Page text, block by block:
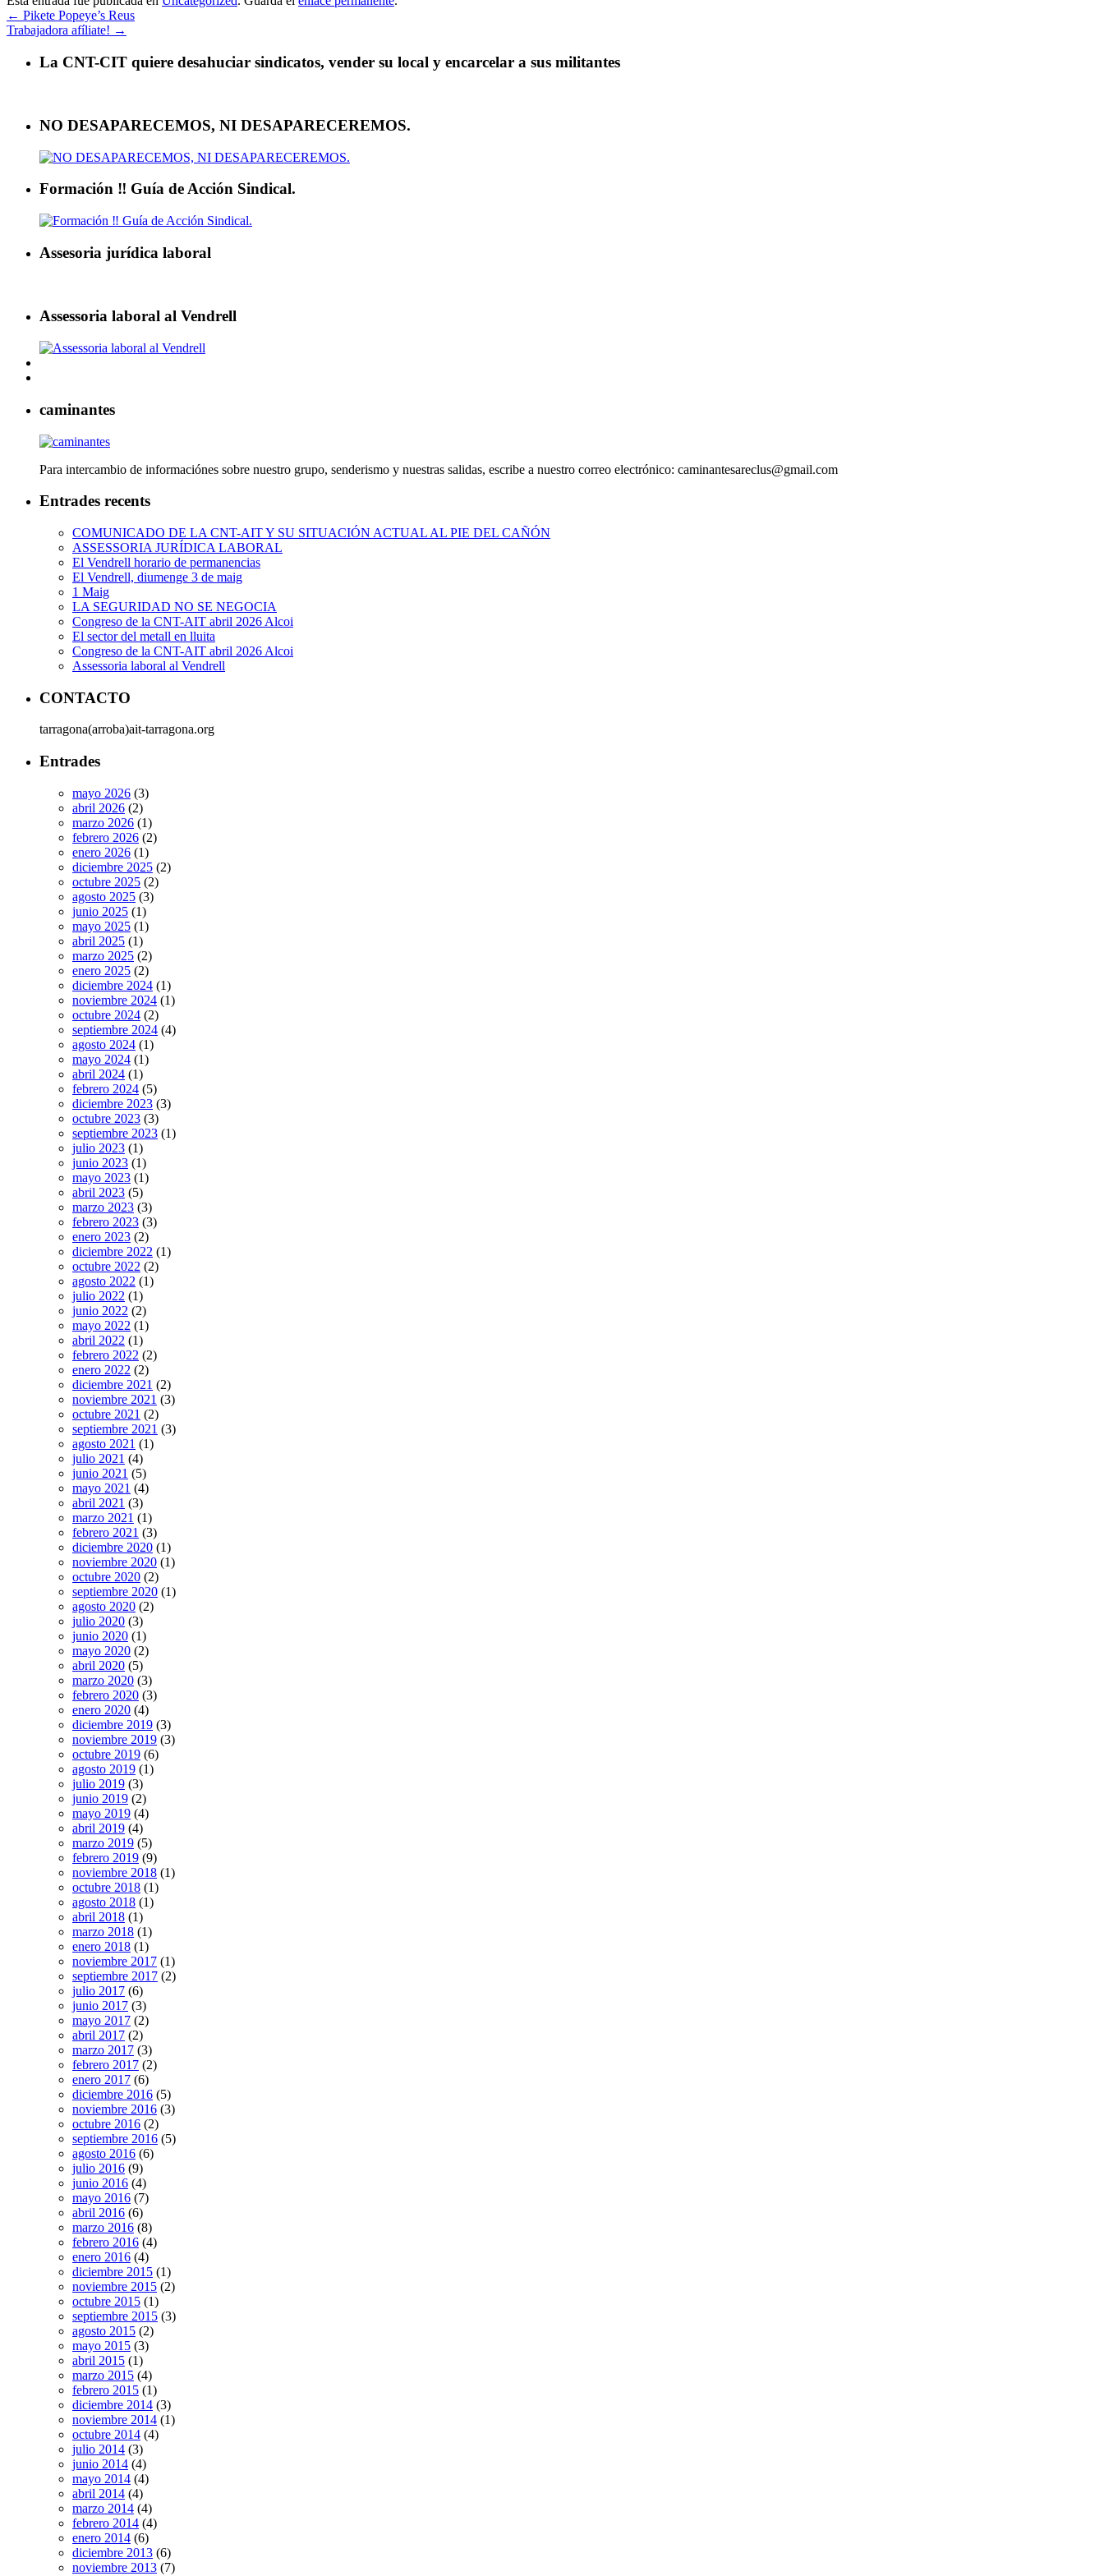
← Pikete Popeye’s Reus
Trabajadora afíliate! →
La CNT-CIT quiere desahuciar sindicatos, vender su local y encarcelar a sus militantes
NO DESAPARECEMOS, NI DESAPARECEREMOS.
Formación ‼ Guía de Acción Sindical.
Assesoria jurídica laboral
Assessoria laboral al Vendrell
caminantes
Para intercambio de informaciónes sobre nuestro grupo, senderismo y nuestras salidas, escribe a nuestro correo electrónico: caminantesareclus@gmail.com
Entrades recents
COMUNICADO DE LA CNT-AIT Y SU SITUACIÓN ACTUAL AL PIE DEL CAÑÓN
ASSESSORIA JURÍDICA LABORAL
El Vendrell horario de permanencias
El Vendrell, diumenge 3 de maig
1 Maig
LA SEGURIDAD NO SE NEGOCIA
Congreso de la CNT-AIT abril 2026 Alcoi
El sector del metall en lluita
Congreso de la CNT-AIT abril 2026 Alcoi
Assessoria laboral al Vendrell
CONTACTO
tarragona(arroba)ait-tarragona.org
Entrades
mayo 2026 (3)
abril 2026 (2)
marzo 2026 (1)
febrero 2026 (2)
enero 2026 (1)
diciembre 2025 (2)
octubre 2025 (2)
agosto 2025 (3)
junio 2025 (1)
mayo 2025 (1)
abril 2025 (1)
marzo 2025 (2)
enero 2025 (2)
diciembre 2024 (1)
noviembre 2024 (1)
octubre 2024 (2)
septiembre 2024 (4)
agosto 2024 (1)
mayo 2024 (1)
abril 2024 (1)
febrero 2024 (5)
diciembre 2023 (3)
octubre 2023 (3)
septiembre 2023 (1)
julio 2023 (1)
junio 2023 (1)
mayo 2023 (1)
abril 2023 (5)
marzo 2023 (3)
febrero 2023 (3)
enero 2023 (2)
diciembre 2022 (1)
octubre 2022 (2)
agosto 2022 (1)
julio 2022 (1)
junio 2022 (2)
mayo 2022 (1)
abril 2022 (1)
febrero 2022 (2)
enero 2022 (2)
diciembre 2021 (2)
noviembre 2021 (3)
octubre 2021 (2)
septiembre 2021 (3)
agosto 2021 (1)
julio 2021 (4)
junio 2021 (5)
mayo 2021 (4)
abril 2021 (3)
marzo 2021 (1)
febrero 2021 (3)
diciembre 2020 (1)
noviembre 2020 (1)
octubre 2020 (2)
septiembre 2020 (1)
agosto 2020 (2)
julio 2020 (3)
junio 2020 (1)
mayo 2020 (2)
abril 2020 (5)
marzo 2020 (3)
febrero 2020 (3)
enero 2020 (4)
diciembre 2019 (3)
noviembre 2019 (3)
octubre 2019 (6)
agosto 2019 (1)
julio 2019 (3)
junio 2019 (2)
mayo 2019 (4)
abril 2019 (4)
marzo 2019 (5)
febrero 2019 (9)
noviembre 2018 (1)
octubre 2018 (1)
agosto 2018 (1)
abril 2018 (1)
marzo 2018 (1)
enero 2018 (1)
noviembre 2017 (1)
septiembre 2017 (2)
julio 2017 (6)
junio 2017 (3)
mayo 2017 (2)
abril 2017 (2)
marzo 2017 (3)
febrero 2017 (2)
enero 2017 (6)
diciembre 2016 (5)
noviembre 2016 (3)
octubre 2016 (2)
septiembre 2016 (5)
agosto 2016 (6)
julio 2016 (9)
junio 2016 (4)
mayo 2016 (7)
abril 2016 (6)
marzo 2016 (8)
febrero 2016 (4)
enero 2016 (4)
diciembre 2015 (1)
noviembre 2015 (2)
octubre 2015 (1)
septiembre 2015 (3)
agosto 2015 (2)
mayo 2015 (3)
abril 2015 (1)
marzo 2015 (4)
febrero 2015 (1)
diciembre 2014 (3)
noviembre 2014 (1)
octubre 2014 (4)
julio 2014 (3)
junio 2014 (4)
mayo 2014 (4)
abril 2014 (4)
marzo 2014 (4)
febrero 2014 (4)
enero 2014 (6)
diciembre 2013 (6)
noviembre 2013 (7)